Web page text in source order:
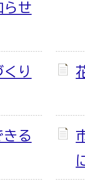
らせ
り
る